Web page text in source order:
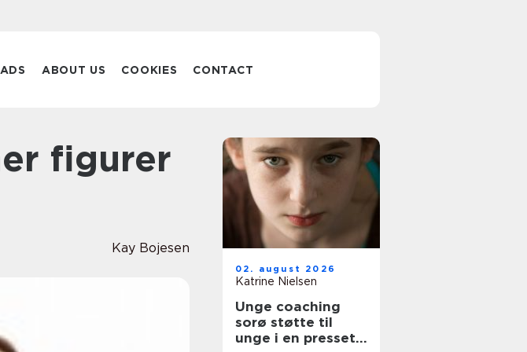
ADS ABOUT US COOKIES CONTACT
Kay Bojesen
02. august 2026
Katrine Nielsen
Unge coaching
sorø støtte til
unge i en presset